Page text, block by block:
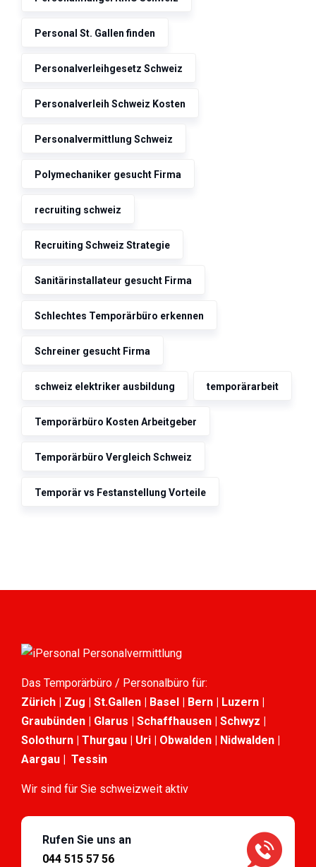
Personal St. Gallen finden
Personalverleihgesetz Schweiz
Personalverleih Schweiz Kosten
Personalvermittlung Schweiz
Polymechaniker gesucht Firma
recruiting schweiz
Recruiting Schweiz Strategie
Sanitärinstallateur gesucht Firma
Schlechtes Temporärbüro erkennen
Schreiner gesucht Firma
schweiz elektriker ausbildung temporärarbeit
Temporärbüro Kosten Arbeitgeber
Temporärbüro Vergleich Schweiz
Temporär vs Festanstellung Vorteile
Das Temporärbüro / Personalbüro für:
Zürich | Zug | St.Gallen | Basel | Bern | Luzern |
Graubünden | Glarus | Schaffhausen | Schwyz |
Solothurn | Thurgau | Uri | Obwalden | Nidwalden |
Aargau | Tessin
Wir sind für Sie schweizweit aktiv
Rufen Sie uns an
044 515 57 56